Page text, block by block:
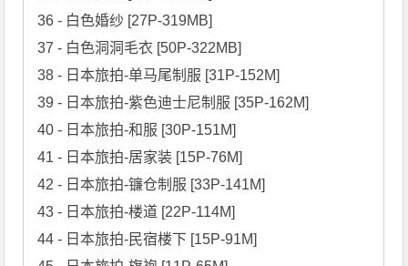
36 - 白色婚纱 [27P-319MB]
37 - 白色洞洞毛衣 [50P-322MB]
38 - 日本旅拍-单马尾制服 [31P-152M]
39 - 日本旅拍-紫色迪士尼制服 [35P-162M]
40 - 日本旅拍-和服 [30P-151M]
41 - 日本旅拍-居家装 [15P-76M]
42 - 日本旅拍-镰仓制服 [33P-141M]
43 - 日本旅拍-楼道 [22P-114M]
44 - 日本旅拍-民宿楼下 [15P-91M]